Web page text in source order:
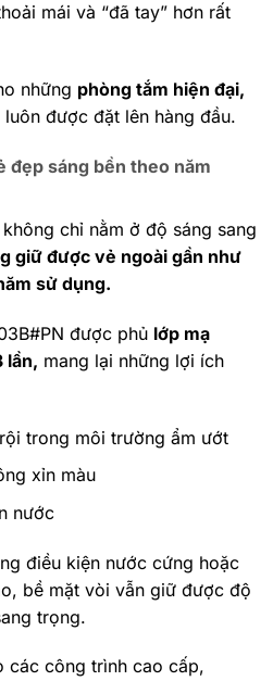
mái và “đã tay” hơn rất
những phòng tắm hiện đại,
được đặt lên hàng đầu.
đẹp sáng bền theo năm
không chỉ nằm ở độ sáng sang
giữ được vẻ ngoài gần như
sử dụng.
được phủ lớp mạ
lần, mang lại những lợi ích
trong môi trường ẩm ướt
xỉn màu
nước
điều kiện nước cứng hoặc
bề mặt vòi vẫn giữ được độ
trọng.
các công trình cao cấp,